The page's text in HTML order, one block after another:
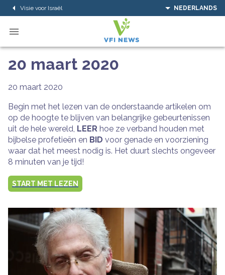
Visie voor Israël NEDERLANDS
20 maart 2020
20 maart 2020
Begin met het lezen van de onderstaande artikelen om
op de hoogte te blijven van belangrijke gebeurtenissen
uit de hele wereld, LEER hoe ze verband houden met
bijbelse profetieën en BID voor genade en voorziening
waar dat het meest nodig is. Het duurt slechts ongeveer
8 minuten van je tijd!
START MET LEZEN